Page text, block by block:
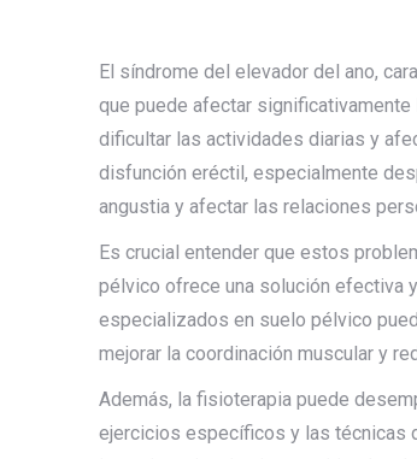
El síndrome del elevador del ano,
que puede afectar
dificultar las actividades diarias y
disfunción eréctil, especialmente
angustia y afectar las relaciones
Es crucial entender que estos
pélvico ofrece una solución efectiva
especializados en suelo pélvico
mejorar la coordinación muscular y
Además, la fisioterapia puede
ejercicios específicos y las técnicas